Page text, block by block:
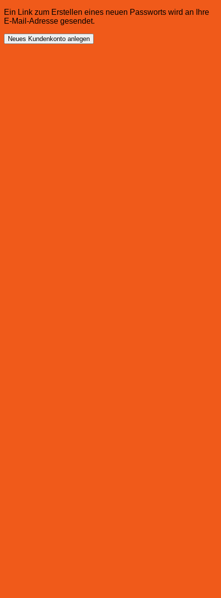
Ein Link zum Erstellen eines neuen Passworts wird an Ihre
E-Mail-Adresse gesendet.
Neues Kundenkonto anlegen